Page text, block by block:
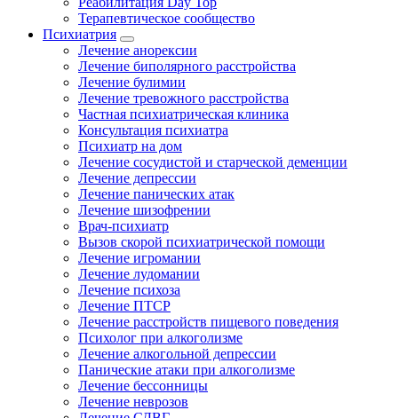
Терапевтическое сообщество
Психиатрия
Лечение анорексии
Лечение биполярного расстройства
Лечение булимии
Лечение тревожного расстройства
Частная психиатрическая клиника
Консультация психиатра
Психиатр на дом
Лечение сосудистой и старческой деменции
Лечение депрессии
Лечение панических атак
Лечение шизофрении
Врач-психиатр
Вызов скорой психиатрической помощи
Лечение игромании
Лечение лудомании
Лечение психоза
Лечение ПТСР
Лечение расстройств пищевого поведения
Психолог при алкоголизме
Лечение алкогольной депрессии
Панические атаки при алкоголизме
Лечение бессонницы
Лечение неврозов